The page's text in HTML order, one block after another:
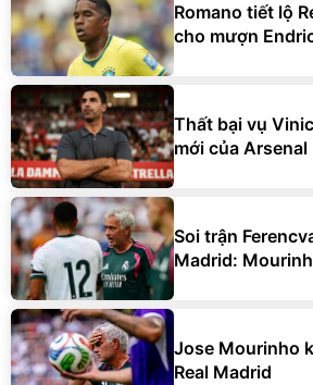
Romano tiết lộ
cho mượn
Thất bại vụ
mới của Arsenal
Soi trận
Madrid:
Jose Mourinho
Real Madrid